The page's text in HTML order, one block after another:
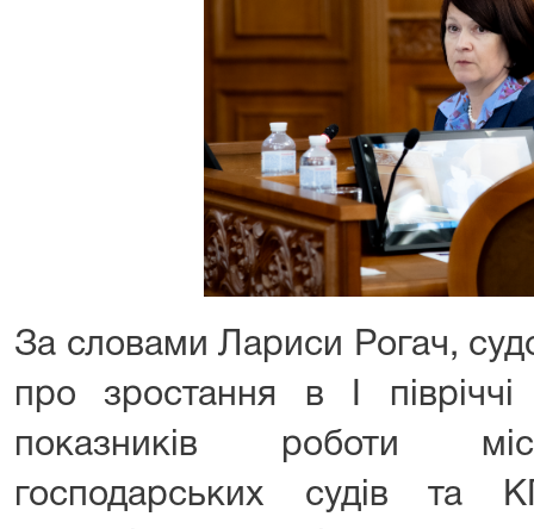
За словами Лариси Рогач,
про зростання в І
показників роботи
господарських судів